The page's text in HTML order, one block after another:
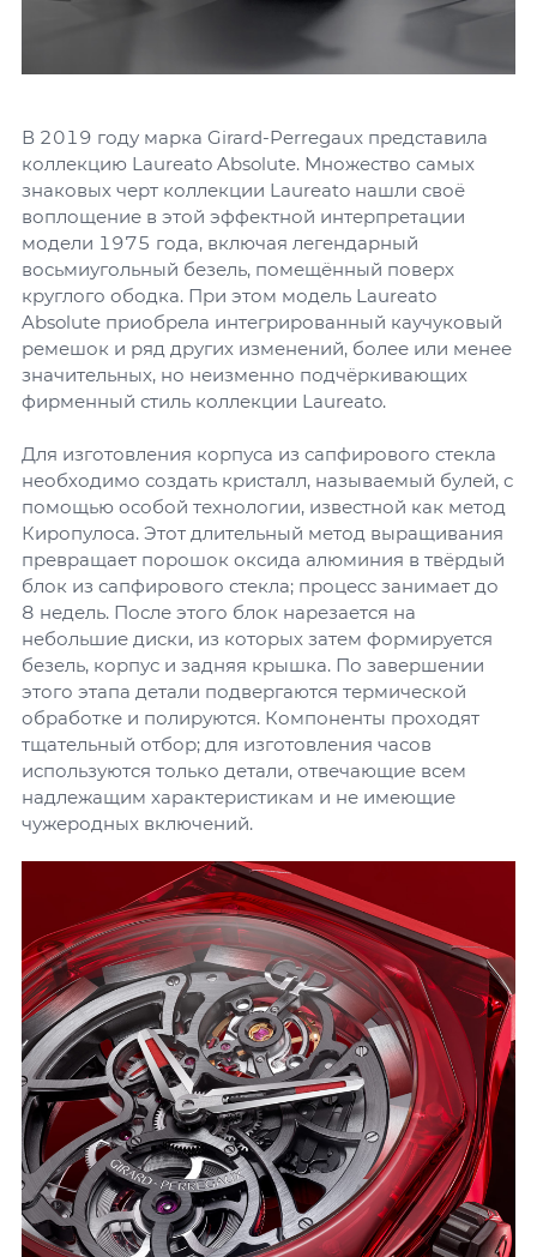
В 2019 году марка Girard-Perregaux представила
коллекцию Laureato Absolute. Множество самых
знаковых черт коллекции Laureato нашли своё
воплощение в этой эффектной интерпретации
модели 1975 года, включая легендарный
восьмиугольный безель, помещённый поверх
круглого ободка. При этом модель Laureato
Absolute приобрела интегрированный каучуковый
ремешок и ряд других изменений, более или менее
значительных, но неизменно подчёркивающих
фирменный стиль коллекции Laureato.
Для изготовления корпуса из сапфирового стекла
необходимо создать кристалл, называемый булей, с
помощью особой технологии, известной как метод
Киропулоса. Этот длительный метод выращивания
превращает порошок оксида алюминия в твёрдый
блок из сапфирового стекла; процесс занимает до
8 недель. После этого блок нарезается на
небольшие диски, из которых затем формируется
безель, корпус и задняя крышка. По завершении
этого этапа детали подвергаются термической
обработке и полируются. Компоненты проходят
тщательный отбор; для изготовления часов
используются только детали, отвечающие всем
надлежащим характеристикам и не имеющие
чужеродных включений.